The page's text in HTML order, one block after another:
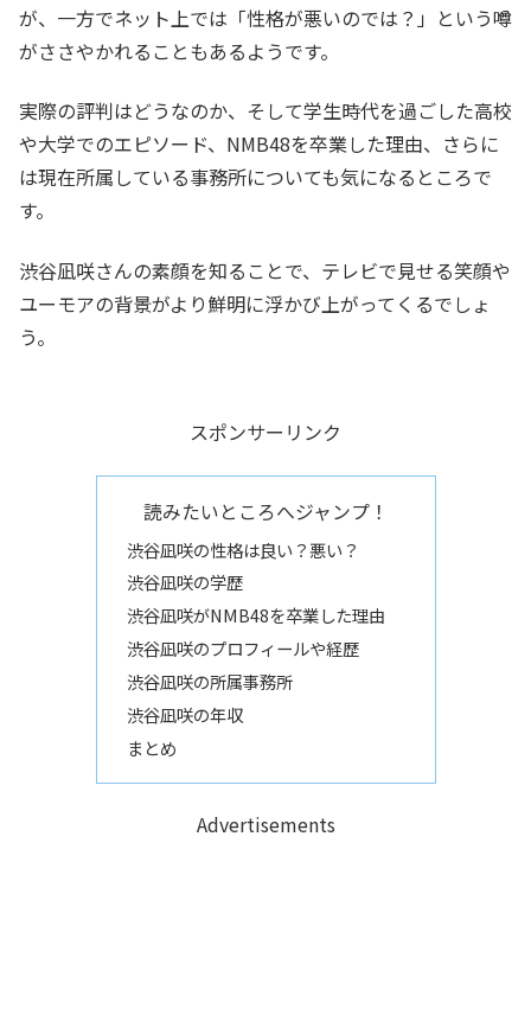
が、一方でネット上では「性格が悪いのでは？」という噂
がささやかれることもあるようです。
実際の評判はどうなのか、そして学生時代を過ごした高校
や大学でのエピソード、NMB48を卒業した理由、さらに
は現在所属している事務所についても気になるところで
す。
渋谷凪咲さんの素顔を知ることで、テレビで見せる笑顔や
ユーモアの背景がより鮮明に浮かび上がってくるでしょ
う。
スポンサーリンク
読みたいところへジャンプ！
渋谷凪咲の性格は良い？悪い？
渋谷凪咲の学歴
渋谷凪咲がNMB48を卒業した理由
渋谷凪咲のプロフィールや経歴
渋谷凪咲の所属事務所
渋谷凪咲の年収
まとめ
Advertisements